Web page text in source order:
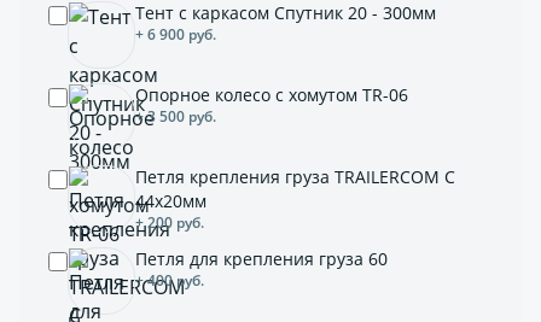
Тент с каркасом Спутник 20 - 300мм
+ 6 900 руб.
Опорное колесо с хомутом TR-06
+ 3 500 руб.
Петля крепления груза TRAILERCOM C
44x20мм
+ 200 руб.
Петля для крепления груза 60
+ 400 руб.